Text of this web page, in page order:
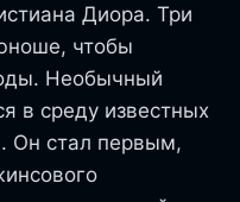
Диора. Три
чтобы
Необычный
в среду известных
Он стал первым,